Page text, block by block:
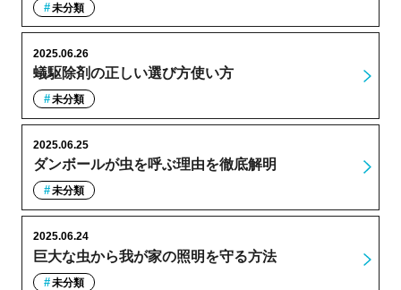
未分類
蟻駆除剤の正しい選び方使い方
2025.06.26
未分類
ダンボールが虫を呼ぶ理由を徹底解明
2025.06.25
未分類
巨大な虫から我が家の照明を守る方法
2025.06.24
未分類